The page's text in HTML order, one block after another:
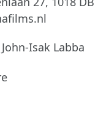
Isak Labba